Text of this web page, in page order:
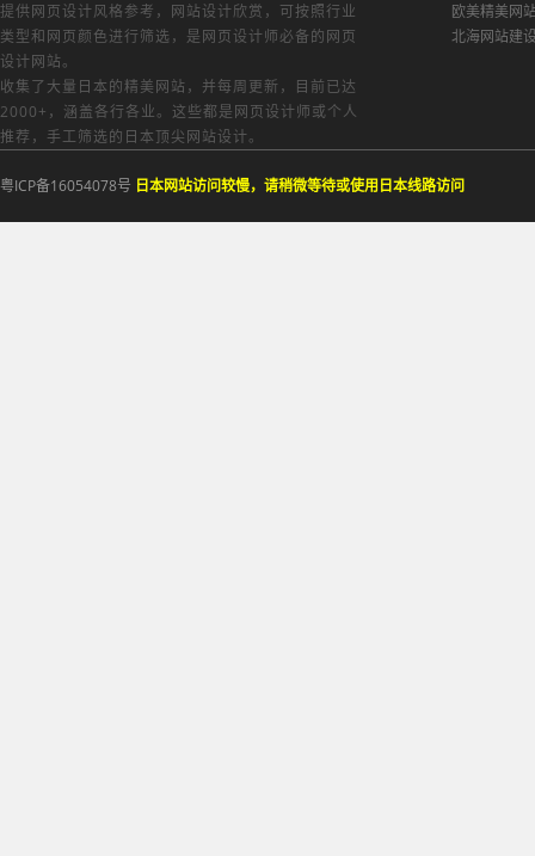
提供网页设计风格参考， 网站设计欣赏 ，可按照行业
类型和网页颜色进行筛选，是网页设计师必备的网页
设计网站。
收集了大量日本的精美网站，并每周更新，目前已达
2000+，涵盖各行各业。这些都是网页设计师或个人
推荐，手工筛选的日本顶尖网站设计。
欧美精美网
北海网站建
粤ICP备16054078号 日本网站访问较慢，请稍微等待或使用日本线路访问